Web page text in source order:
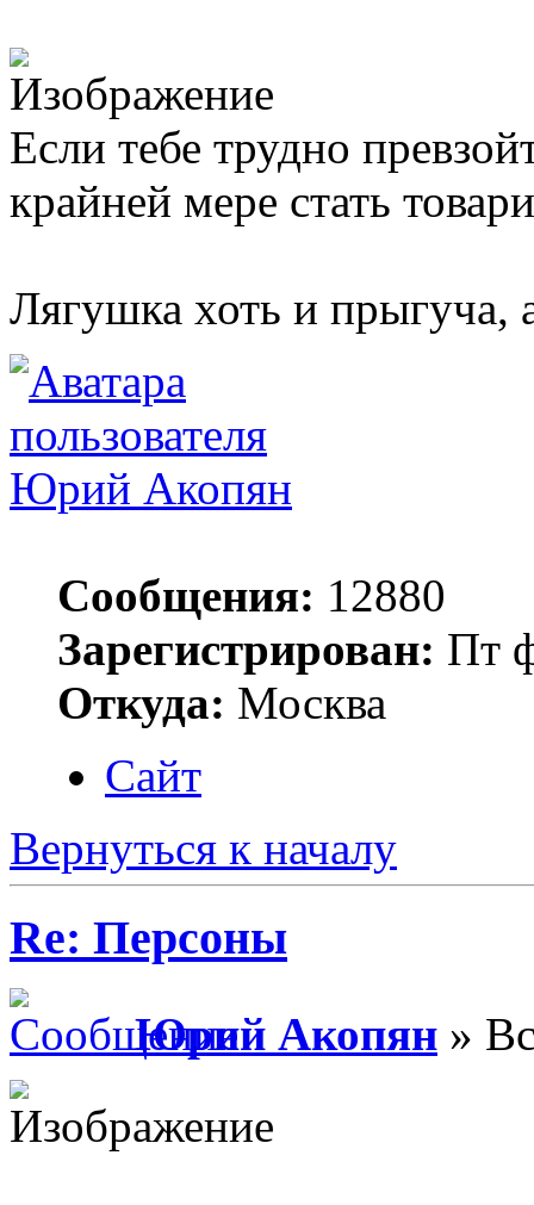
Если тебе трудно
крайней мере стать
Лягушка хоть и прыгуча,
Юрий Акопян
Сообщения: 12880
Зарегистрирован: Пт
Откуда: Москва
Сайт
Вернуться к началу
Re: Персоны
Юрий Акопян »